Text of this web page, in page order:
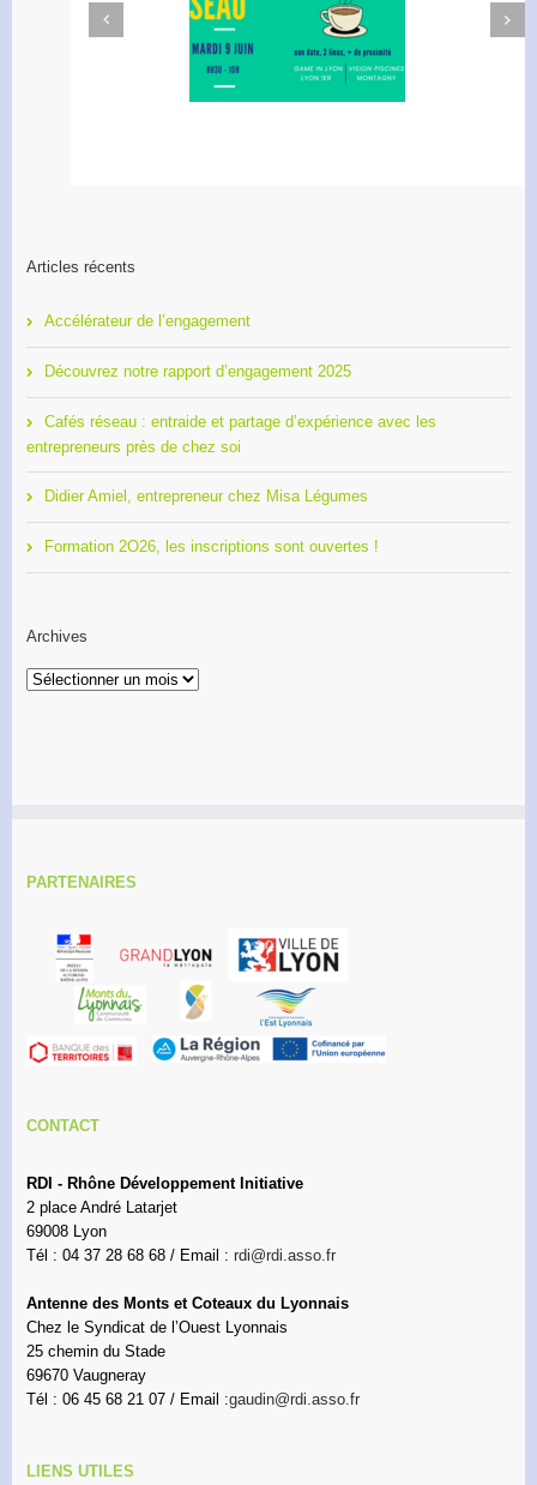
Réseau : créez votre
Apéro Réseau des
entrepreneurs
Previous
Next
Articles récents
Accélérateur de l’engagement
Découvrez notre rapport d’engagement 2025
Cafés réseau : entraide et partage d’expérience avec les
entrepreneurs près de chez soi
Didier Amiel, entrepreneur chez Misa Légumes
Formation 2O26, les inscriptions sont ouvertes !
Archives
Archives
PARTENAIRES
CONTACT
RDI - Rhône Développement Initiative
2 place André Latarjet
69008 Lyon
Tél : 04 37 28 68 68 / Email : rdi@rdi.asso.fr
Antenne des Monts et Coteaux du Lyonnais
Chez le Syndicat de l’Ouest Lyonnais
25 chemin du Stade
69670 Vaugneray
Tél : 06 45 68 21 07 / Email :gaudin@rdi.asso.fr
LIENS UTILES